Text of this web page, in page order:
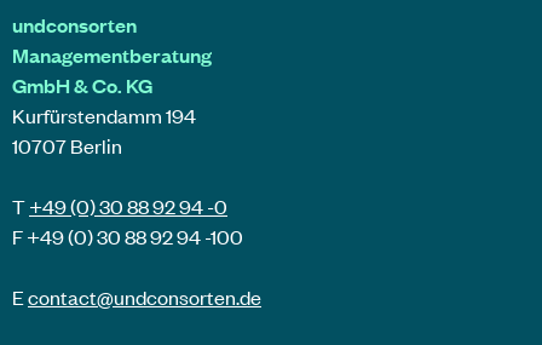
undconsorten
Managementberatung
GmbH & Co. KG
Kurfürstendamm 194
10707 Berlin
T+49 (0) 30 88 92 94 -0
F +49 (0) 30 88 92 94 -100
Econtact@undconsorten.de